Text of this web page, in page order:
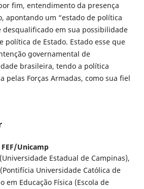
fim, entendimento da presença
apontando um “estado de política
desqualificado em sua possibilidade
política de Estado. Estado esse que
governamental de
brasileira, tendo a política
pelas Forças Armadas, como sua fiel
FEF/Unicamp
Estadual de Campinas),
Universidade Católica de
em Educação Física (Escola de